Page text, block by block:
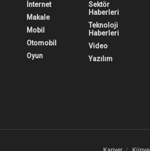
İnternet
Makale
Mobil
Otomobil
Oyun
Sektör
Haberleri
Teknoloji
Haberleri
Video
Yazılım